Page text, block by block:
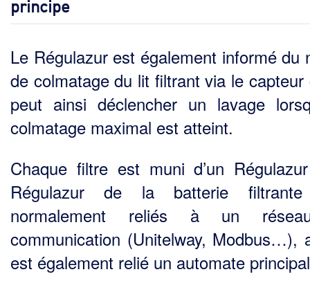
principe
Le Régulazur est également informé du
de colmatage du lit filtrant via le capteur
peut ainsi déclencher un lavage
colmatage maximal est atteint.
Chaque filtre est muni d’un
Régulazur de la batterie
normalement reliés à un
communication (Unitelway, Modbus…),
est également relié un automate